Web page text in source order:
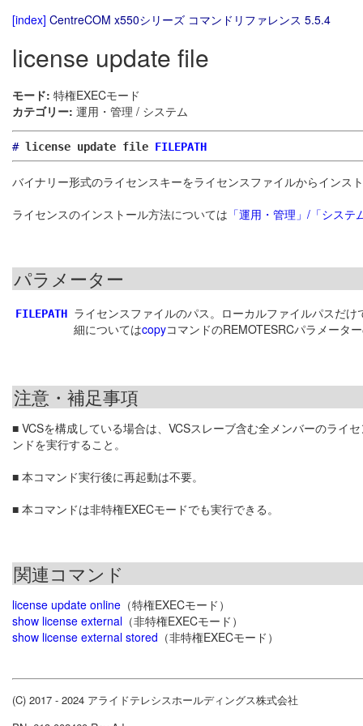
[index] CentreCOM x550シリーズ コマンドリファレンス 5.5.4
license update file
モード: 特権EXECモード
カテゴリー: 運用・管理 / システム
# license update file FILEPATH
バイナリー形式のライセンスキーをライセンスファイルからインス
ライセンスのインストール方法については 「運用・管理」/「シス
パラメーター
FILEPATH ライセンスファイルのパス。ローカルファイルパスだ
細についてはcopyコマンドのREMOTESRCパラメータ
注意・補足事項
■ VCSを構成している場合は、VCSスレーブ含む全メンバーのライ
ンドを実行すること。
■ 本コマンド実行後に再起動は不要。
■ 本コマンドは非特権EXECモードでも実行できる。
関連コマンド
license update online （特権EXECモード）
show license external （非特権EXECモード）
show license external stored （非特権EXECモード）
(C) 2017 - 2024 アライドテレシスホールディングス株式会社